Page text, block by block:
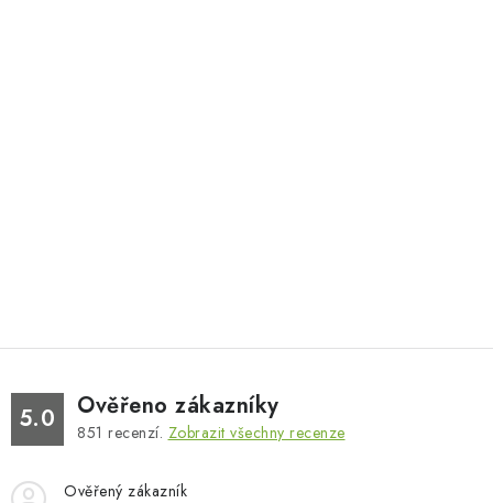
5.0 Ověřeno zákazníky
851 recenzí. Zobrazit všechny recenze
Ověřený zákazník